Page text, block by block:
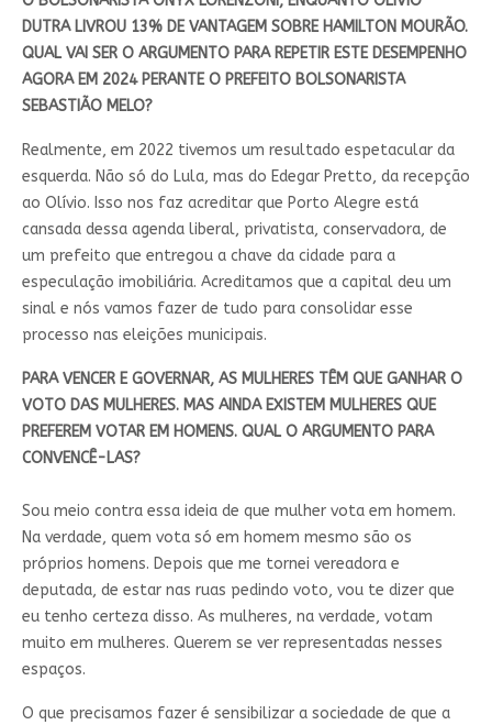
DUTRA LIVROU 13% DE VANTAGEM SOBRE HAMILTON MOURÃO.
QUAL VAI SER O ARGUMENTO PARA REPETIR ESTE DESEMPENHO
AGORA EM 2024 PERANTE O PREFEITO BOLSONARISTA
SEBASTIÃO MELO?
Realmente, em 2022 tivemos um resultado espetacular da
esquerda. Não só do Lula, mas do Edegar Pretto, da recepção
ao Olívio. Isso nos faz acreditar que Porto Alegre está
cansada dessa agenda liberal, privatista, conservadora, de
um prefeito que entregou a chave da cidade para a
especulação imobiliária. Acreditamos que a capital deu um
sinal e nós vamos fazer de tudo para consolidar esse
processo nas eleições municipais.
PARA VENCER E GOVERNAR, AS MULHERES TÊM QUE GANHAR O
VOTO DAS MULHERES. MAS AINDA EXISTEM MULHERES QUE
PREFEREM VOTAR EM HOMENS. QUAL O ARGUMENTO PARA
CONVENCÊ-LAS?
Sou meio contra essa ideia de que mulher vota em homem.
Na verdade, quem vota só em homem mesmo são os
próprios homens. Depois que me tornei vereadora e
deputada, de estar nas ruas pedindo voto, vou te dizer que
eu tenho certeza disso. As mulheres, na verdade, votam
muito em mulheres. Querem se ver representadas nesses
espaços.
O que precisamos fazer é sensibilizar a sociedade de que a